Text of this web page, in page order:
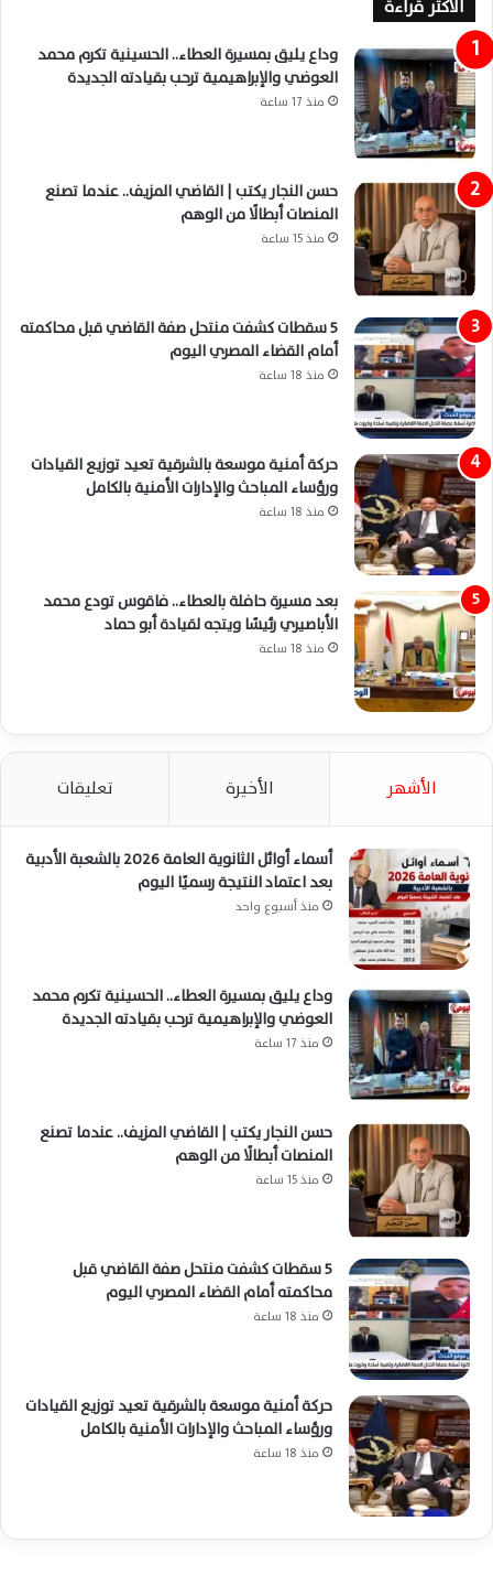
الاكثر قراءة
وداع يليق بمسيرة العطاء.. الحسينية تكرم محمد
العوضي والإبراهيمية ترحب بقيادته الجديدة
منذ 17 ساعة
حسن النجار يكتب | القاضي المزيف.. عندما تصنع
المنصات أبطالًا من الوهم
منذ 15 ساعة
5 سقطات كشفت منتحل صفة القاضي قبل محاكمته
أمام القضاء المصري اليوم
منذ 18 ساعة
حركة أمنية موسعة بالشرقية تعيد توزيع القيادات
ورؤساء المباحث والإدارات الأمنية بالكامل
منذ 18 ساعة
بعد مسيرة حافلة بالعطاء.. فاقوس تودع محمد
الأباصيري رئيسًا ويتجه لقيادة أبو حماد
منذ 18 ساعة
الأشهر الأخيرة تعليقات
أسماء أوائل الثانوية العامة 2026 بالشعبة الأدبية
بعد اعتماد النتيجة رسميًا اليوم
منذ أسبوع واحد
وداع يليق بمسيرة العطاء.. الحسينية تكرم محمد
العوضي والإبراهيمية ترحب بقيادته الجديدة
منذ 17 ساعة
حسن النجار يكتب | القاضي المزيف.. عندما تصنع
المنصات أبطالًا من الوهم
منذ 15 ساعة
5 سقطات كشفت منتحل صفة القاضي قبل
محاكمته أمام القضاء المصري اليوم
منذ 18 ساعة
حركة أمنية موسعة بالشرقية تعيد توزيع القيادات
ورؤساء المباحث والإدارات الأمنية بالكامل
منذ 18 ساعة